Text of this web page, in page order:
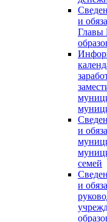
и
Главы
и
семей
и